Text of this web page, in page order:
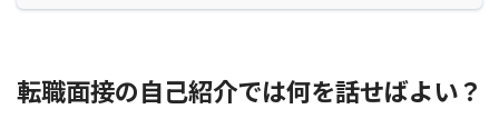
転職面接の自己紹介では何を話せばよい？